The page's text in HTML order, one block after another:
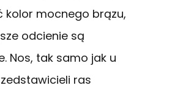
kolor mocnego brązu,
odcienie są
Nos, tak samo jak u
ras